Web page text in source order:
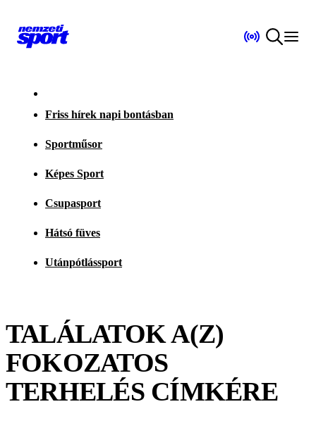
Friss hírek napi bontásban
Sportműsor
Képes Sport
Csupasport
Hátsó füves
Utánpótlássport
TALÁLATOK A(Z)
FOKOZATOS
TERHELÉSCÍMKÉRE